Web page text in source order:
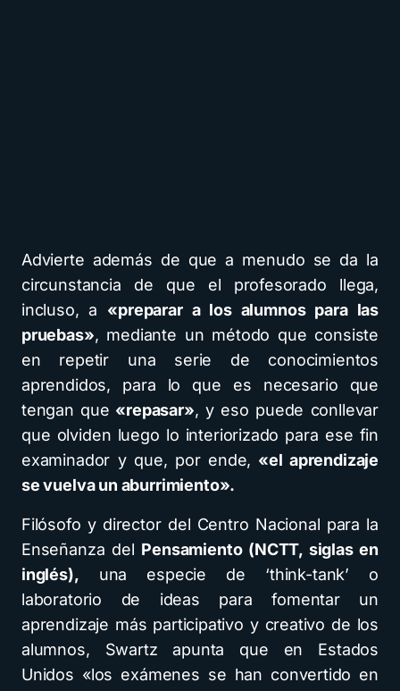
Advierte además de que a menudo se da la
circunstancia de que el profesorado llega,
incluso, a «preparar a los alumnos para las
pruebas», mediante un método que consiste
en repetir una serie de conocimientos
aprendidos, para lo que es necesario que
tengan que «repasar», y eso puede conllevar
que olviden luego lo interiorizado para ese fin
examinador y que, por ende, «el aprendizaje
se vuelva un aburrimiento».
Filósofo y director del Centro Nacional para la
Enseñanza del Pensamiento (NCTT, siglas en
inglés), una especie de ‘think-tank’ o
laboratorio de ideas para fomentar un
aprendizaje más participativo y creativo de los
alumnos, Swartz apunta que en Estados
Unidos «los exámenes se han convertido en